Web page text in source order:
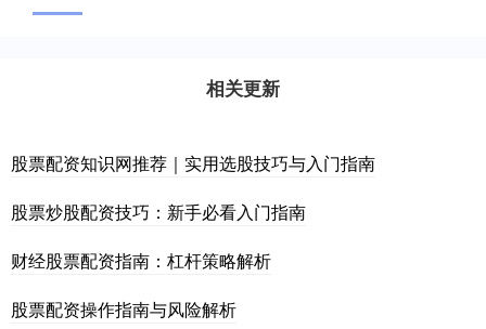
相关更新
股票配资知识网推荐｜实用选股技巧与入门指南
股票炒股配资技巧：新手必看入门指南
财经股票配资指南：杠杆策略解析
股票配资操作指南与风险解析